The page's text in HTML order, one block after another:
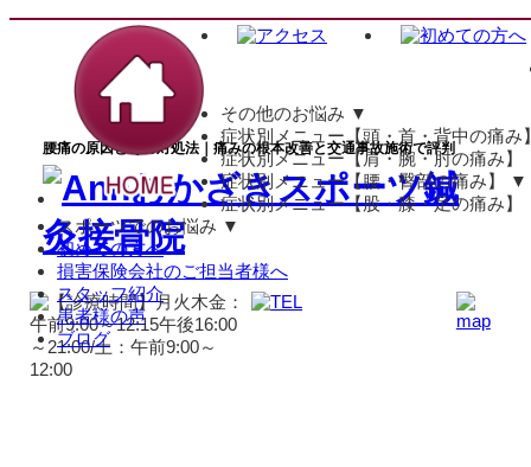
その他のお悩み ▼
症状別メニュー【頭・首・背中の痛み
症状別メニュー【肩・腕・肘の痛み】
症状別メニュー【腰・臀部の痛み】
▼
症状別メニュー【股・膝・足の痛み】
スポーツでのお悩み ▼
初めての方へ
損害保険会社のご担当者様へ
スタッフ紹介
患者様の声
ブログ
腰痛の原因とその対処法｜痛みの根本改善と交通事故施術で評判